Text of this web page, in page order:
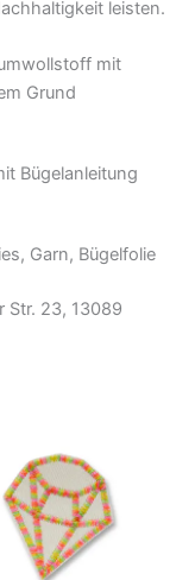
leisten.
mit
Grund
Bügelanleitung
Garn, Bügelfolie
Str. 23, 13089